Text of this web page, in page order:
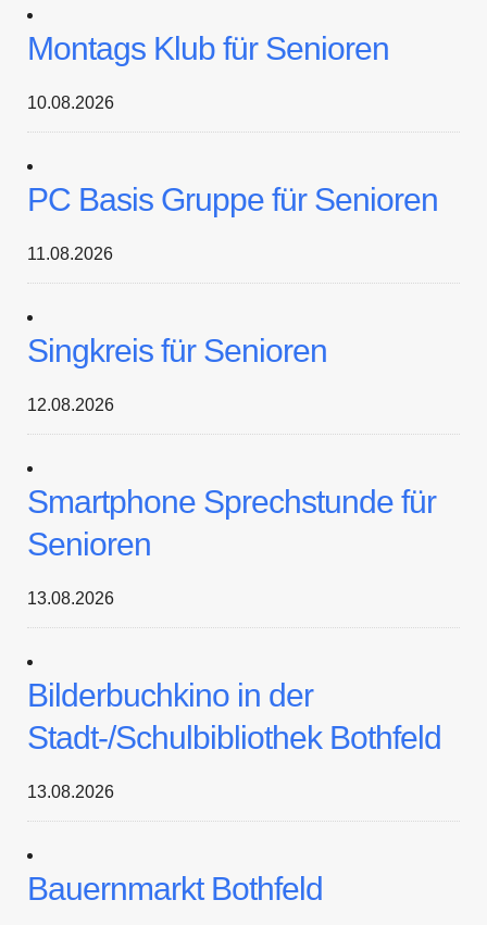
Montags Klub für Senioren
10.08.2026
PC Basis Gruppe für Senioren
11.08.2026
Singkreis für Senioren
12.08.2026
Smartphone Sprechstunde für
Senioren
13.08.2026
Bilderbuchkino in der
Stadt-/Schulbibliothek Bothfeld
13.08.2026
Bauernmarkt Bothfeld